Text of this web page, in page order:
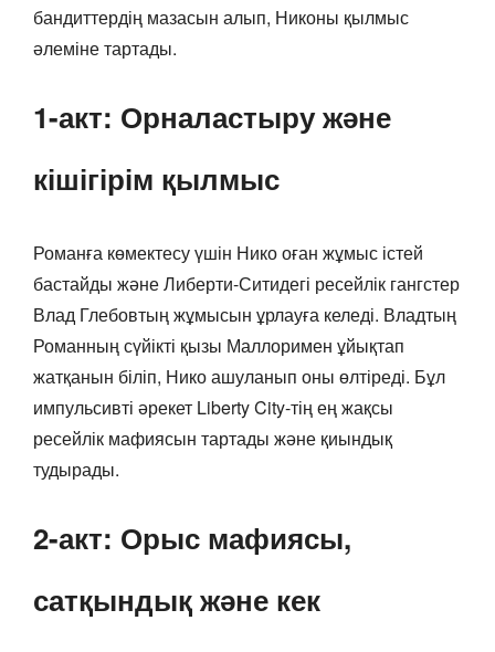
бандиттердің мазасын алып, Никоны қылмыс
әлеміне тартады.
1-акт: Орналастыру және
кішігірім қылмыс
Романға көмектесу үшін Нико оған жұмыс істей
бастайды және Либерти-Ситидегі ресейлік гангстер
Влад Глебовтың жұмысын ұрлауға келеді. Владтың
Романның сүйікті қызы Маллоримен ұйықтап
жатқанын біліп, Нико ашуланып оны өлтіреді. Бұл
импульсивті әрекет Liberty City-тің ең жақсы
ресейлік мафиясын тартады және қиындық
тудырады.
2-акт: Орыс мафиясы,
сатқындық және кек